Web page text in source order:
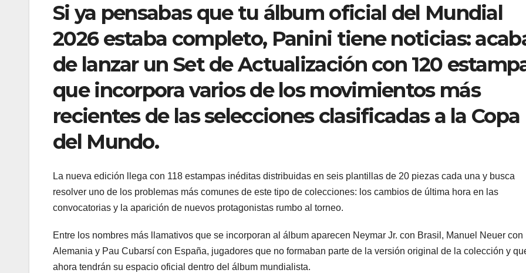
Si ya pensabas que tu álbum oficial del Mundial
2026 estaba completo, Panini tiene noticias:
de lanzar un Set de Actualización con 120
que incorpora varios de los movimientos más
recientes de las selecciones clasificadas a la Copa
del Mundo.
La nueva edición llega con 118 estampas inéditas distribuidas en seis plantillas de 20 piezas cada una y busca
resolver uno de los problemas más comunes de este tipo de colecciones: los cambios de última hora en las
convocatorias y la aparición de nuevos protagonistas rumbo al torneo.
Entre los nombres más llamativos que se incorporan al álbum aparecen Neymar Jr. con Brasil, Manuel Neuer con
Alemania y Pau Cubarsí con España, jugadores que no formaban parte de la versión original de la colección y
ahora tendrán su espacio oficial dentro del álbum mundialista.